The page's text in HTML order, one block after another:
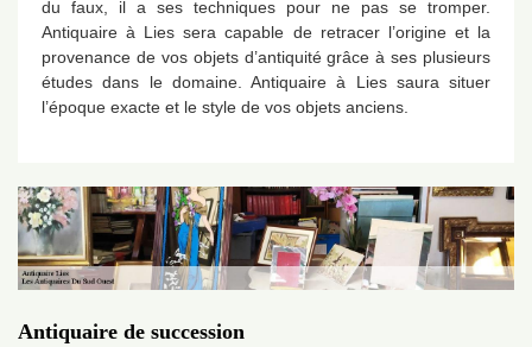
du faux, il a ses techniques pour ne pas se tromper.
Antiquaire à Lies sera capable de retracer l’origine et la
provenance de vos objets d’antiquité grâce à ses plusieurs
études dans le domaine. Antiquaire à Lies saura situer
l’époque exacte et le style de vos objets anciens.
Antiquaire de succession